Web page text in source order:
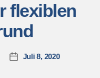
flexiblen
Juli 8, 2020